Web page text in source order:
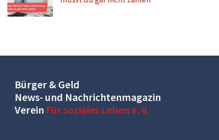
Bürger & Geld
News- und Nachrichtenmagazin
Verein Für soziales Leben e. V.